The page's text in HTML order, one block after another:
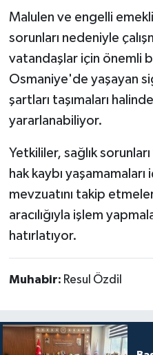
Malulen ve engelli
sorunları nedeniyle
vatandaşlar için önemli
Osmaniye'de yaşayan
şartları taşımaları
yararlanabiliyor.
Yetkililer, sağlık
hak kaybı yaşamamaları
mevzuatını takip
aracılığıyla işlem
hatırlatıyor.
Muhabir: Resul Özdil